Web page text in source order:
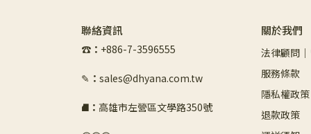
聯絡資訊
☎︎ ： +886-7-3596555
✎ ： sales@dhyana.com.tw
⛘ ： 高雄市左營區文學路350號
關於我們
法律顧問
服務條款
隱私權政策
退款政策